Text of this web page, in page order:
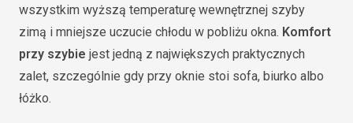
wszystkim wyższą temperaturę wewnętrznej szyby
zimą i mniejsze uczucie chłodu w pobliżu okna. Komfort
przy szybie jest jedną z największych praktycznych
zalet, szczególnie gdy przy oknie stoi sofa, biurko albo
łóżko.